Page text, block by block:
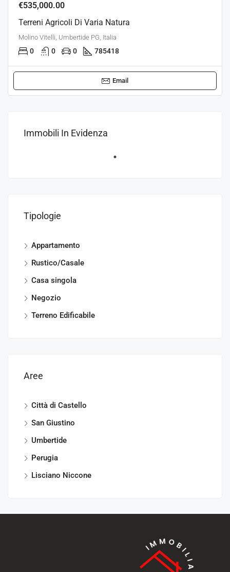
€535,000.00
Terreni Agricoli Di Varia Natura
Molino Vitelli, Umbertide PG, Italia
0 0 0 785418
Email
Immobili In Evidenza
Tipologie
Appartamento
Rustico/Casale
Casa singola
Negozio
Terreno Edificabile
Aree
Città di Castello
San Giustino
Umbertide
Perugia
Lisciano Niccone